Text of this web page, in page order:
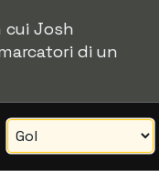
Josh
di un